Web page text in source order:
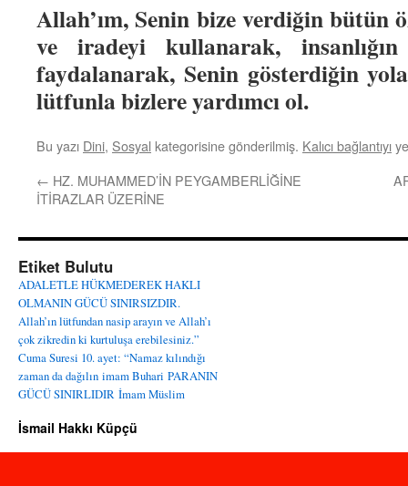
Allah’ım, Senin bize verdiğin bütün
ve iradeyi kullanarak, insanlığın
faydalanarak, Senin gösterdiğin
lütfunla bizlere yardımcı ol.
Bu yazı Dini, Sosyal kategorisine gönderilmiş. Kalıcı bağlantıyı
← HZ. MUHAMMED’İN PEYGAMBERLİĞİNE
İTİRAZLAR ÜZERİNE
Etiket Bulutu
ADALETLE HÜKMEDEREK HAKLI
OLMANIN GÜCÜ SINIRSIZDIR.
Allah’ın lütfundan nasip arayın ve Allah’ı
çok zikredin ki kurtuluşa erebilesiniz.”
Cuma Suresi 10. ayet: “Namaz kılındığı
zaman da dağılın imam Buhari PARANIN
GÜCÜ SINIRLIDIR İmam Müslim
İsmail Hakkı Küpçü